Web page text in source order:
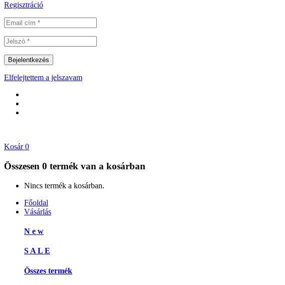
Regisztráció
Elfelejtettem a jelszavam
Kosár 0
Összesen 0 termék van a kosárban
Nincs termék a kosárban.
Főoldal
Vásárlás
N e w
S A L E
Összes termék